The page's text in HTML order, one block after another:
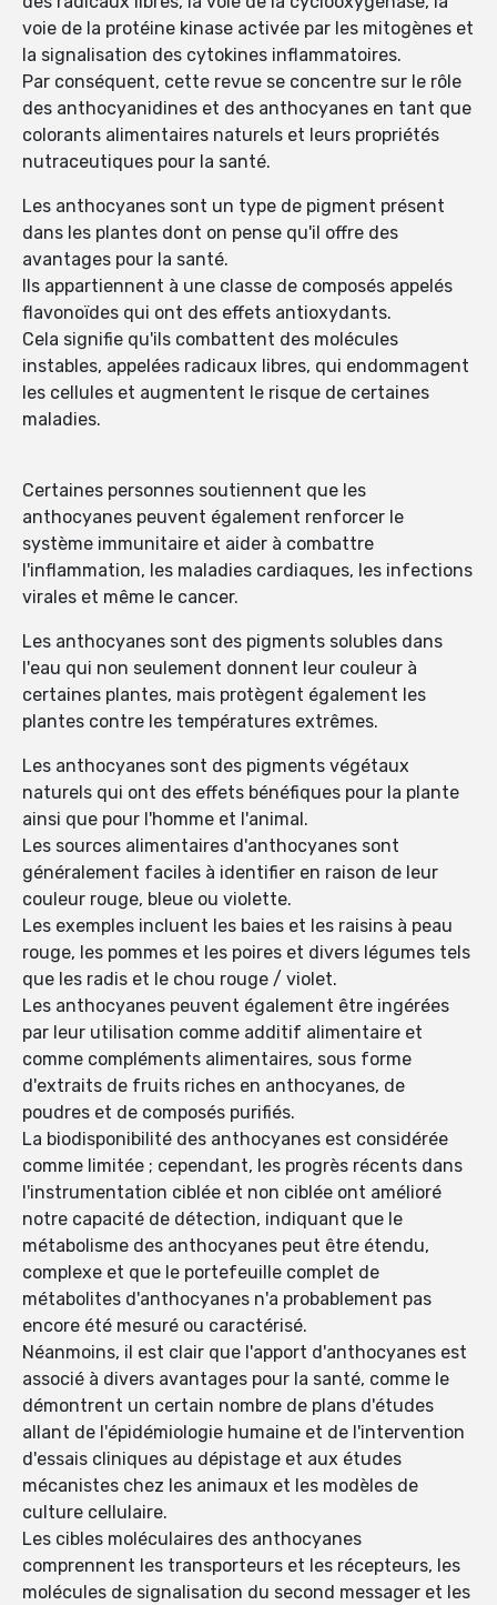
voie de la protéine kinase activée par les mitogènes et
la signalisation des cytokines inflammatoires.
Par conséquent, cette revue se concentre sur le rôle
des anthocyanidines et des anthocyanes en tant que
colorants alimentaires naturels et leurs propriétés
nutraceutiques pour la santé.
Les anthocyanes sont un type de pigment présent
dans les plantes dont on pense qu'il offre des
avantages pour la santé.
Ils appartiennent à une classe de composés appelés
flavonoïdes qui ont des effets antioxydants.
Cela signifie qu'ils combattent des molécules
instables, appelées radicaux libres, qui endommagent
les cellules et augmentent le risque de certaines
maladies.
Certaines personnes soutiennent que les
anthocyanes peuvent également renforcer le
système immunitaire et aider à combattre
l'inflammation, les maladies cardiaques, les infections
virales et même le cancer.
Les anthocyanes sont des pigments solubles dans
l'eau qui non seulement donnent leur couleur à
certaines plantes, mais protègent également les
plantes contre les températures extrêmes.
Les anthocyanes sont des pigments végétaux
naturels qui ont des effets bénéfiques pour la plante
ainsi que pour l'homme et l'animal.
Les sources alimentaires d'anthocyanes sont
généralement faciles à identifier en raison de leur
couleur rouge, bleue ou violette.
Les exemples incluent les baies et les raisins à peau
rouge, les pommes et les poires et divers légumes tels
que les radis et le chou rouge / violet.
Les anthocyanes peuvent également être ingérées
par leur utilisation comme additif alimentaire et
comme compléments alimentaires, sous forme
d'extraits de fruits riches en anthocyanes, de
poudres et de composés purifiés.
La biodisponibilité des anthocyanes est considérée
comme limitée ; cependant, les progrès récents dans
l'instrumentation ciblée et non ciblée ont amélioré
notre capacité de détection, indiquant que le
métabolisme des anthocyanes peut être étendu,
complexe et que le portefeuille complet de
métabolites d'anthocyanes n'a probablement pas
encore été mesuré ou caractérisé.
Néanmoins, il est clair que l'apport d'anthocyanes est
associé à divers avantages pour la santé, comme le
démontrent un certain nombre de plans d'études
allant de l'épidémiologie humaine et de l'intervention
d'essais cliniques au dépistage et aux études
mécanistes chez les animaux et les modèles de
culture cellulaire.
Les cibles moléculaires des anthocyanes
comprennent les transporteurs et les récepteurs, les
molécules de signalisation du second messager et les